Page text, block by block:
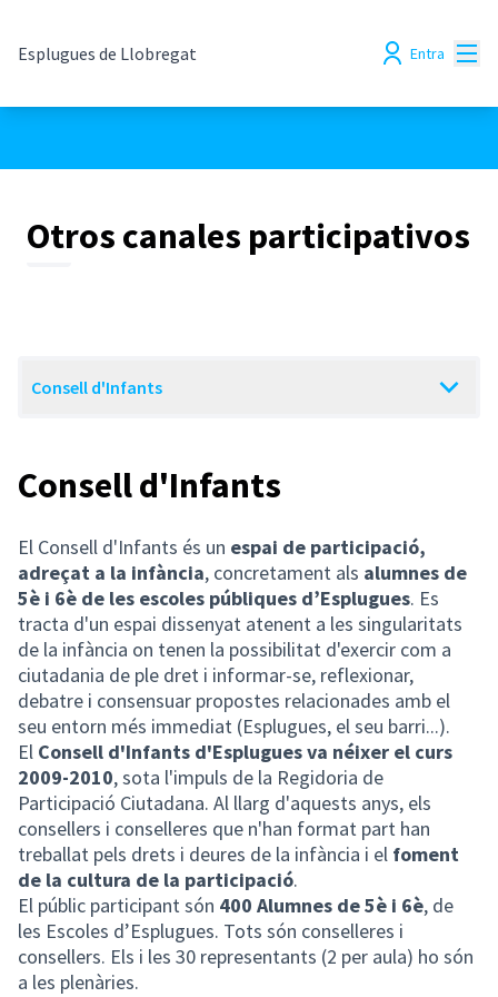
Esplugues de Llobregat Entra
Otros canales participativos
Consell d'Infants
Consell d'Infants
El Consell d'Infants és un espai de participació,
adreçat a la infància, concretament als alumnes de
5è i 6è de les escoles públiques d’Esplugues. Es
tracta d'un espai dissenyat atenent a les singularitats
de la infància on tenen la possibilitat d'exercir com a
ciutadania de ple dret i informar-se, reflexionar,
debatre i consensuar propostes relacionades amb el
seu entorn més immediat (Esplugues, el seu barri...).
El Consell d'Infants d'Espluguesva néixer el curs
2009-2010, sota l'impuls de la Regidoria de
Participació Ciutadana. Al llarg d'aquests anys, els
consellers i conselleres que n'han format part han
treballat pels drets i deures de la infància i el foment
de la cultura de la participació.
El públic participant són 400 Alumnes de 5è i 6è, de
les Escoles d’Esplugues. Tots són conselleres i
consellers. Els i les 30 representants (2 per aula) ho són
a les plenàries.